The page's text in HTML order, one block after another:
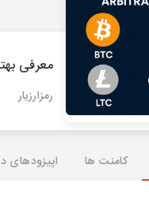
معرفی
رمزارزیار
کامنت ها اپیزودهای